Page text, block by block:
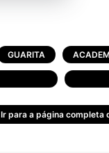
GUARITA
Ir para a página completa